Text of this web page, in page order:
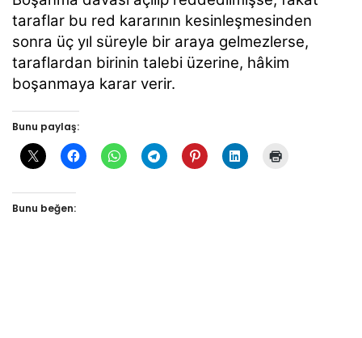
taraflar bu red kararının kesinleşmesinden
sonra üç yıl süreyle bir araya gelmezlerse,
taraflardan birinin talebi üzerine, hâkim
boşanmaya karar verir.
Bunu paylaş:
Bunu beğen: